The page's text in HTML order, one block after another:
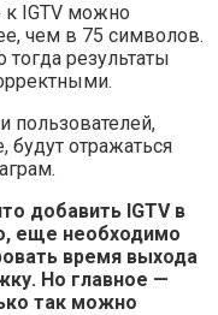
к IGTV можно
чем в 75 символов.
тогда результаты
пользователей,
будут отражаться
добавить IGTV в
еще необходимо
время выхода
Но главное —
так можно